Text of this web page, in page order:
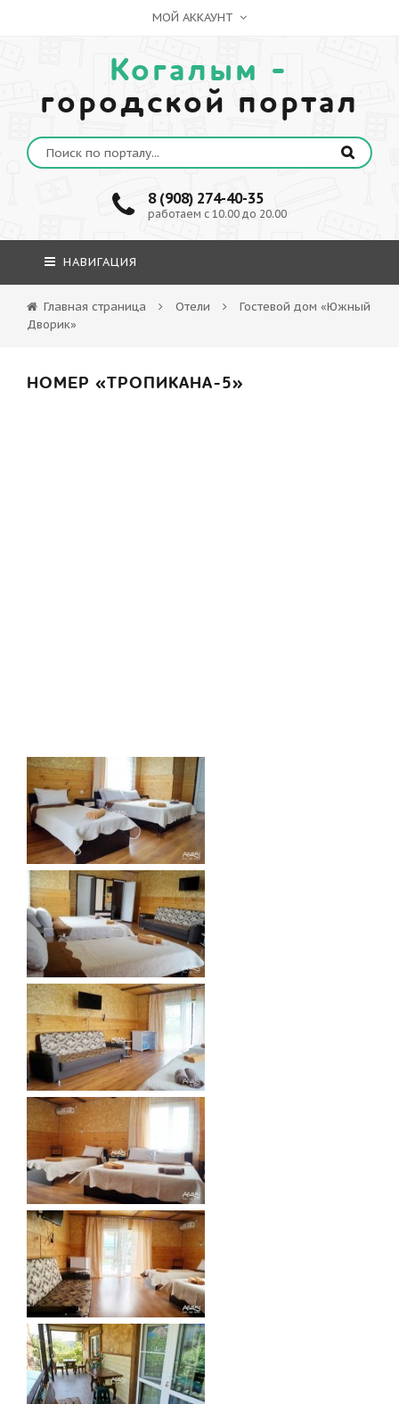
МОЙ АККАУНТ
Когалым -
городской портал
8 (908) 274-40-35
работаем с 10.00 до 20.00
НАВИГАЦИЯ
Главная страница Отели
Гостевой дом «Южный
Дворик»
НОМЕР «ТРОПИКАНА-5»